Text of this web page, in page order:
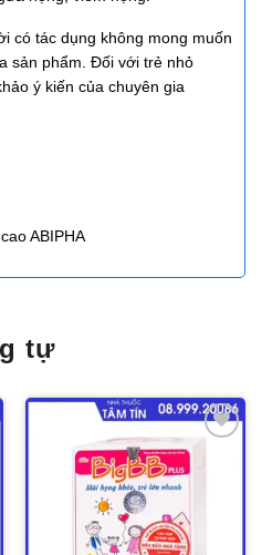
có tác dụng không mong muốn
sản phẩm. Đối với trẻ nhỏ
ý kiến của chuyên gia
ABIPHA
tự